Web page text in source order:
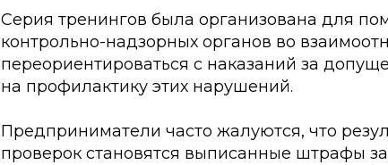
Серия тренингов была организована для
контрольно-надзорных органов во
переориентироваться с наказаний за
на профилактику этих нарушений.
Предприниматели часто жалуются, что
проверок становятся выписанные штрафы